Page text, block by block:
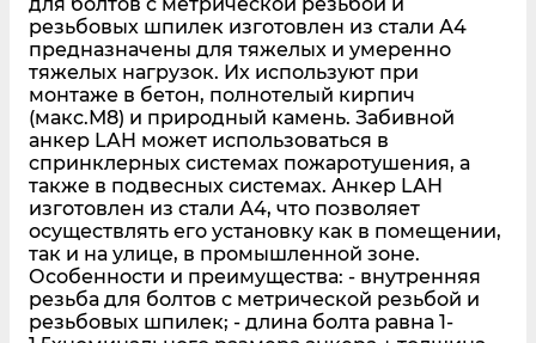
резьбовых шпилек изготовлен из стали А4
предназначены для тяжелых и умеренно
тяжелых нагрузок. Их используют при
монтаже в бетон, полнотелый кирпич
(макс.М8) и природный камень. Забивной
анкер LAH может использоваться в
спринклерных системах пожаротушения, а
также в подвесных системах. Анкер LAH
изготовлен из стали А4, что позволяет
осуществлять его установку как в помещении,
так и на улице, в промышленной зоне.
Особенности и преимущества: - внутренняя
резьба для болтов с метрической резьбой и
резьбовых шпилек; - длина болта равна 1-